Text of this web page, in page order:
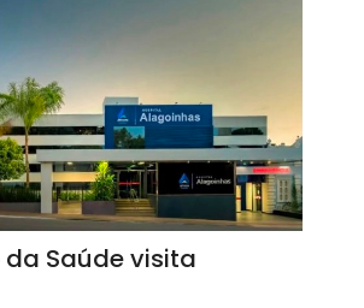
da Saúde visita